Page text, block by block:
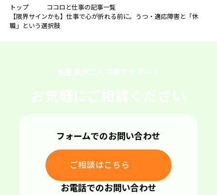
トップ
ココロと仕事の記事一覧
【限界サインかも】仕事で心が折れる前に。うつ・適応障害と「休
職」という選択肢
支援員が二人三脚でサポート
お気軽にご相談ください
フォームでのお問い合わせ
ご相談はこちら
お電話でのお問い合わせ